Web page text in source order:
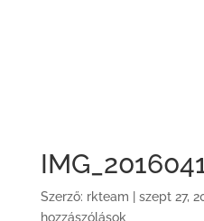
Szerző: rkteam szept 27,
hozzászólások